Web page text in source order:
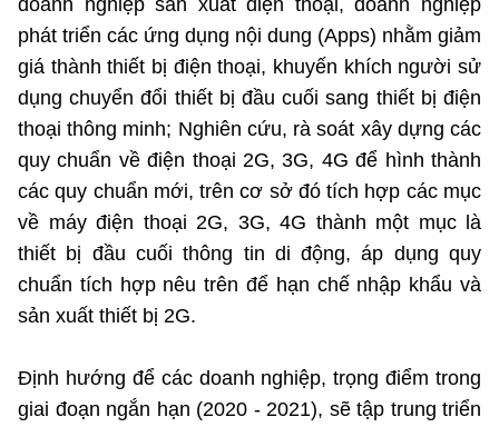
doanh nghiệp sản xuất điện thoại, doanh nghiệp
phát triển các ứng dụng nội dung (Apps) nhằm giảm
giá thành thiết bị điện thoại, khuyến khích người sử
dụng chuyển đổi thiết bị đầu cuối sang thiết bị điện
thoại thông minh; Nghiên cứu, rà soát xây dựng các
quy chuẩn về điện thoại 2G, 3G, 4G để hình thành
các quy chuẩn mới, trên cơ sở đó tích hợp các mục
về máy điện thoại 2G, 3G, 4G thành một mục là
thiết bị đầu cuối thông tin di động, áp dụng quy
chuẩn tích hợp nêu trên để hạn chế nhập khẩu và
sản xuất thiết bị 2G.
Định hướng để các doanh nghiệp, trọng điểm trong
giai đoạn ngắn hạn (2020 - 2021), sẽ tập trung triển